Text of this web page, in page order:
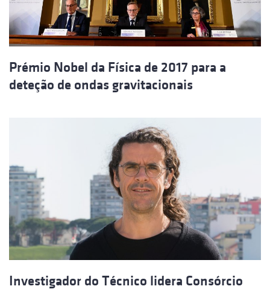
Prémio Nobel da Física de 2017 para a
deteção de ondas gravitacionais
Investigador do Técnico lidera Consórcio